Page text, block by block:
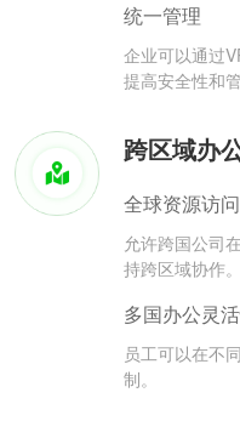
统一管理
企业可以通过
提高安全性和
跨区域办
全球资源访问
允许跨国公司
持跨区域协作。
多国办公灵
员工可以在不
制。